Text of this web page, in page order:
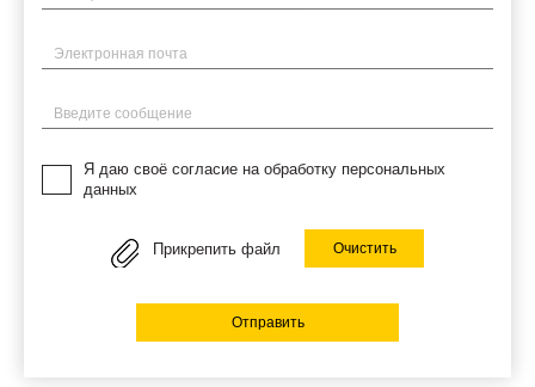
Электронная почта
Введите сообщение
Я даю своё согласие на обработку персональных
данных
Прикрепить файл Очистить
Отправить